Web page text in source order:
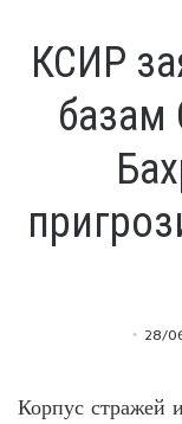
КСИР
базам
28/
Корпус стражей